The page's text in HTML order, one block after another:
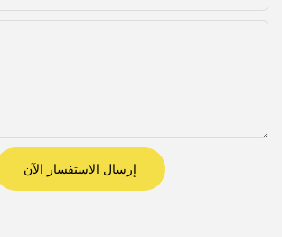
إرسال الاستفسار الآن